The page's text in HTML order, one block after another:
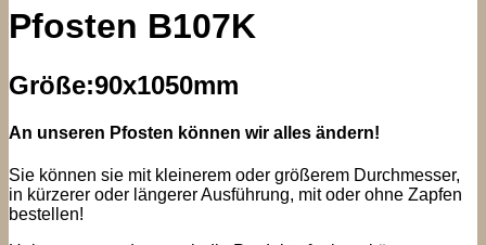
Pfosten B107K
Größe:90x1050mm
An unseren Pfosten können wir alles ändern!
Sie können sie mit kleinerem oder größerem Durchmesser,
in kürzerer oder längerer Ausführung, mit oder ohne Zapfen
bestellen!